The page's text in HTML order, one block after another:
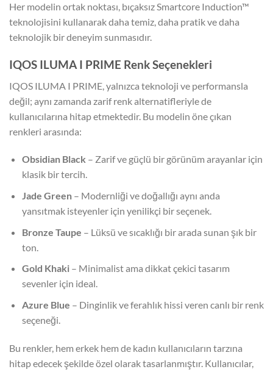
Her modelin ortak noktası, bıçaksız Smartcore Induction™
teknolojisini kullanarak daha temiz, daha pratik ve daha
teknolojik bir deneyim sunmasıdır.
IQOS ILUMA I PRIME Renk Seçenekleri
IQOS ILUMA I PRIME, yalnızca teknoloji ve performansla
değil; aynı zamanda zarif renk alternatifleriyle de
kullanıcılarına hitap etmektedir. Bu modelin öne çıkan
renkleri arasında:
Obsidian Black – Zarif ve güçlü bir görünüm arayanlar için
klasik bir tercih.
Jade Green– Modernliği ve doğallığı aynı anda
yansıtmak isteyenler için yenilikçi bir seçenek.
Bronze Taupe – Lüksü ve sıcaklığı bir arada sunan şık bir
ton.
Gold Khaki– Minimalist ama dikkat çekici tasarım
sevenler için ideal.
Azure Blue – Dinginlik ve ferahlık hissi veren canlı bir renk
seçeneği.
Bu renkler, hem erkek hem de kadın kullanıcıların tarzına
hitap edecek şekilde özel olarak tasarlanmıştır. Kullanıcılar,